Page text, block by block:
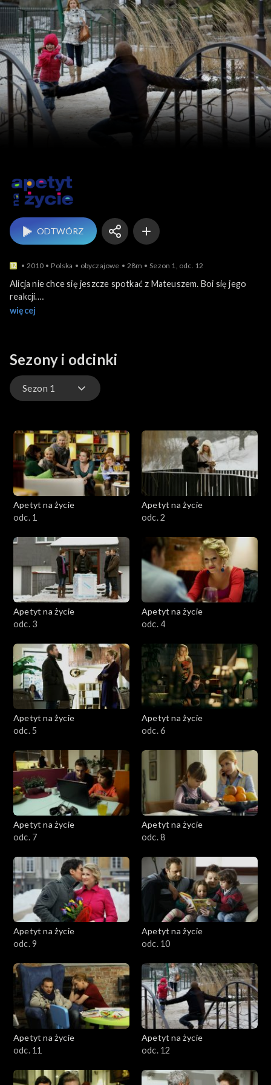
Apetyt na życie
ODTWÓRZ
2010 Polska obyczajowe 28m Sezon 1, odc. 12
Alicja nie chce się jeszcze spotkać z Mateuszem. Boi się jego
reakcji.
Szczepan ostrzega Krystynę, żeby trzymała dystans do Darka.
wciąż
obrażony na przyjaciół. Alicja spotyka się wreszcie z
Mateuszem.
Czy Mateusz zgodzi się na rozwód?
więcej
Sezony i odcinki
Sezon 1
Apetyt na życie
odc. 1
Apetyt na życie
odc. 2
Apetyt na życie
odc. 3
Apetyt na życie
odc. 4
Apetyt na życie
odc. 5
Apetyt na życie
odc. 6
Apetyt na życie
odc. 7
Apetyt na życie
odc. 8
Apetyt na życie
odc. 9
Apetyt na życie
odc. 10
Apetyt na życie
odc. 11
Apetyt na życie
odc. 12